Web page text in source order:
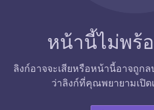
หน้านี้ไม่พร้
ลิงก์อาจจะเสียหรือหน้านี้อาจถูก
ว่าลิงก์ที่คุณพยายามเปิด